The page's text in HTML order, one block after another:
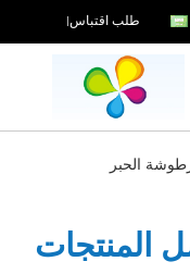
طلب اقتباس|
الحبر
المنتجات